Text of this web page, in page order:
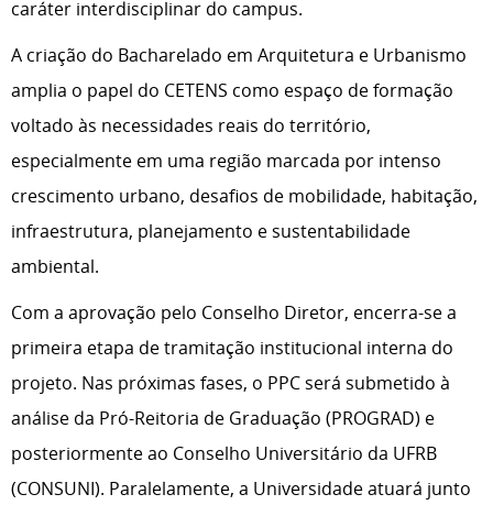
caráter interdisciplinar do campus.
A criação do Bacharelado em Arquitetura e Urbanismo
amplia o papel do CETENS como espaço de formação
voltado às necessidades reais do território,
especialmente em uma região marcada por intenso
crescimento urbano, desafios de mobilidade, habitação,
infraestrutura, planejamento e sustentabilidade
ambiental.
Com a aprovação pelo Conselho Diretor, encerra-se a
primeira etapa de tramitação institucional interna do
projeto. Nas próximas fases, o PPC será submetido à
análise da Pró-Reitoria de Graduação (PROGRAD) e
posteriormente ao Conselho Universitário da UFRB
(CONSUNI). Paralelamente, a Universidade atuará junto